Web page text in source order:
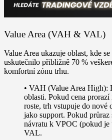
Value Area (VAH & VAL)
Value Area ukazuje oblast, kde se
uskutečnilo přibližně 70 %
komfortní zónu trhu.
• VAH (Value Area High):
oblasti. Pokud cena
roste, trh vstupuje do
jako support. Pokud průraz
návratu k VPOC (pokud
VAL.